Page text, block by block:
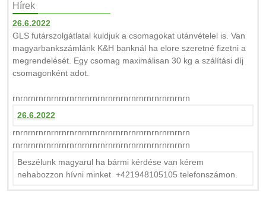
Hírek
26.6.2022
GLS futárszolgátlatal kuldjuk a csomagokat utánvételel is. Van
magyarbankszámlánk K&H banknál ha elore szeretné fizetni a
megrendelését. Egy csomag maximálisan 30 kg a szálítási díj
csomagonként adot.
rnrnrnrnrnrnrnrnrnrnrnrnrnrnrnrnrnrnrnrnrnrnrn
26.6.2022
rnrnrnrnrnrnrnrnrnrnrnrnrnrnrnrnrnrnrnrnrnrnrn
rnrnrnrnrnrnrnrnrnrnrnrnrnrnrnrnrnrnrnrnrnrnrn
Beszélunk magyarul ha bármi kérdése van kérem
nehabozzon hívni minket +421948105105 telefonszámon.